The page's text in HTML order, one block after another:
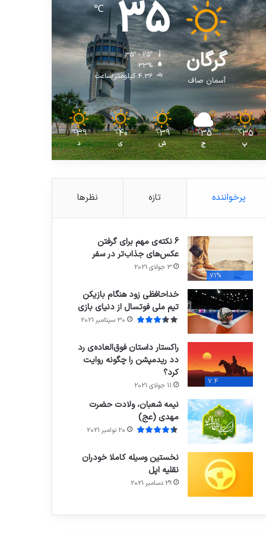
گرگان
آسمان صاف
35
℃
35º - 25º
33%
4.36 کیلومتر/ساعت
35
℃
پ
35
℃
ج
39
℃
ش
40
℃
ی
39
℃
د
پرخواننده تازه نظرها
71%
6 نکته‌ی مهم برای گرفتن
عکس‌های جذاب‌تر در سفر
3 جولای 2021
خداحافظی زود هنگام بازیکن
تیم ملی فوتسال از دنیای بازی
30 سپتامبر 2021
7.4
راکستار داستان فوق‌العاده‌ی رد
دد ریدمپشن را چگونه روایت
کرد؟
11 جولای 2021
نیمه شعبان، ولادت حضرت
مهدی (عج)
20 نوامبر 2021
نخستین وسیله کاملا خودران
نقلیه اپل
29 دسامبر 2021